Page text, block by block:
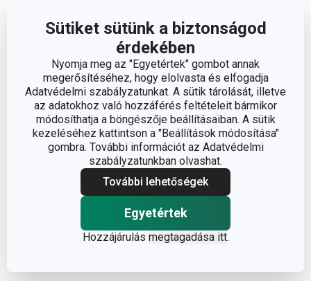
Sütiket sütünk a biztonságod
érdekében
Nyomja meg az "Egyetértek" gombot annak
megerősítéséhez, hogy elolvasta és elfogadja
Adatvédelmi szabályzatunkat. A sütik tárolását, illetve
az adatokhoz való hozzáférés feltételeit bármikor
módosíthatja a böngészője beállításaiban. A sütik
kezeléséhez kattintson a "Beállítások módosítása"
gombra. További információt az Adatvédelmi
szabályzatunkban olvashat.
További lehetőségek
Egyetértek
Hozzájárulás megtagadása itt.
Gyártó: TESCOMA s. r. o., U Tescomy 241, 760 01 Zlín;
info@tescoma.hu